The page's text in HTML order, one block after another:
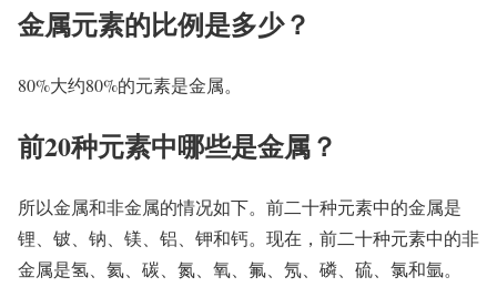
金属元素的比例是多少？
80%大约80%的元素是金属。
前20种元素中哪些是金属？
所以金属和非金属的情况如下。前二十种元素中的金属是
锂、铍、钠、镁、铝、钾和钙。现在，前二十种元素中的非
金属是氢、氦、碳、氮、氧、氟、氖、磷、硫、氯和氩。